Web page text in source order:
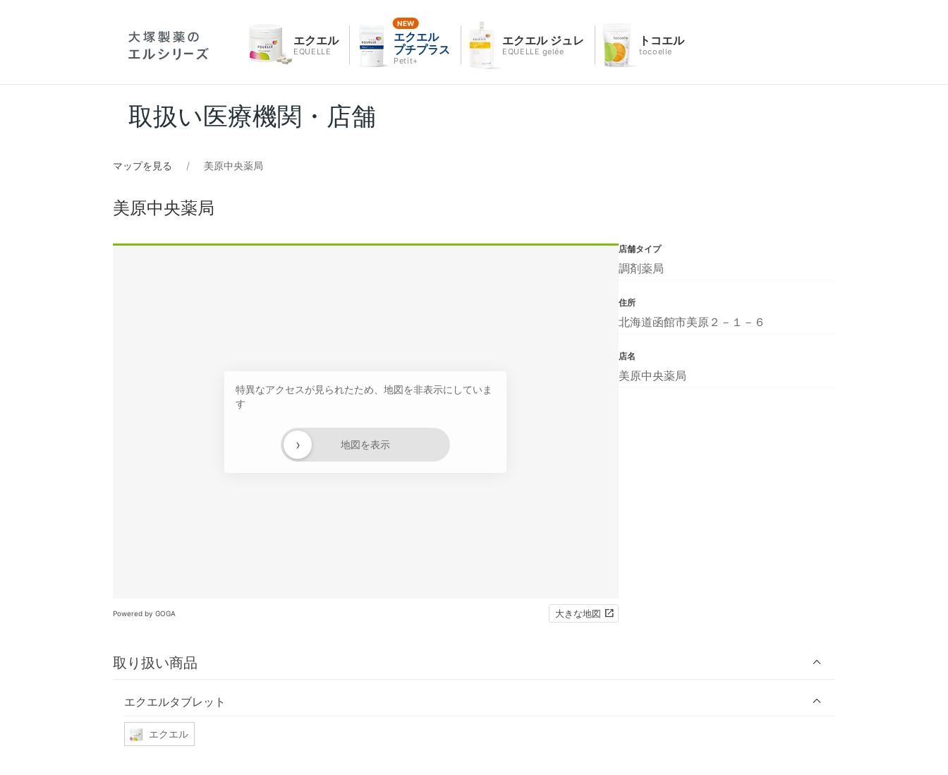
エクエル
EQUELLE
エクエル
プチプラス
Petit+
エクエル ジュレ
EQUELLE gelée
トコエル
tocoelle
取扱い医療機関・店舗
マップを見る 美原中央薬局
美原中央薬局
特異なアクセスが見られたため、地図を非表示にしていま
す
地図を表示
›
Powered by GOGA 大きな地図
取り扱い商品
エクエルタブレット
エクエル
店舗タイプ
調剤薬局
住所
北海道函館市美原２－１－６
店名
美原中央薬局